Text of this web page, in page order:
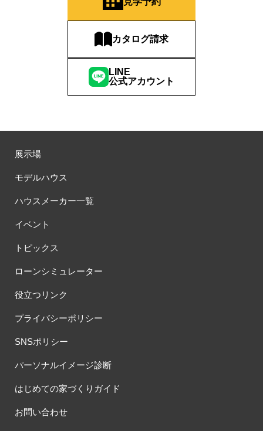
カタログ請求
LINE
公式アカウント
展示場
モデルハウス
ハウスメーカー一覧
イベント
トピックス
ローンシミュレーター
役立つリンク
プライバシーポリシー
SNSポリシー
パーソナルイメージ診断
はじめての家づくりガイド
お問い合わせ